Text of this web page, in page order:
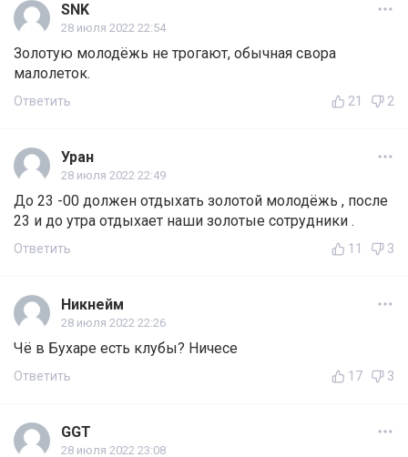
SNK
28 июля 2022 22:54
Золотую молодёжь не трогают, обычная свора
малолеток.
Ответить 21 2
Уран
28 июля 2022 22:49
До 23 -00 должен отдыхать золотой молодёжь , после
23 и до утра отдыхает наши золотые сотрудники .
Ответить 11 3
Никнейм
28 июля 2022 22:26
Чё в Бухаре есть клубы? Ничесе
Ответить 17 3
GGT
28 июля 2022 23:08